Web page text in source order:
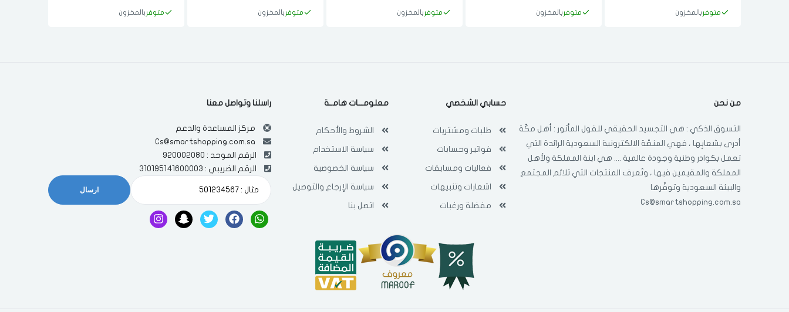
متوفر بالمخزون متوفر بالمخزون متوفر بالمخزون متوفر بالمخزون متوفر بالمخزون
من نحن
التسوق الذكي : هي التجسيد الحقيقي للقول المأثور : أهل مكّة
أدرى بشعابِها ، فهي المنصّة الالكترونية السعودية الرائدة التي
تعمل بكوادر وطنية وجودة عالمية .... هي ابنة المملكة ولأهل
المملكة والمقيمين فيها ، وتَعرف المنتجات التي تلائم المجتمع
والبيئة السعودية وتوفّرها
Cs@smartshopping.com.sa
حسابي الشخصي
طلبات ومشتريات
فواتير وحسابات
فعاليات ومسابقات
اشعارات وتنبيهات
مفضلة ورغبات
معلومـــات هامــة
الشروط والأحكام
سياسة الاستخدام
سياسة الخصوصية
سياسة الإرجاع والتوصيل
اتصل بنا
راسلنا وتواصل معنا
مركز المساعدة والدعم
Cs@smartshopping.com.sa
الرقم الموحد : 920002080
الرقم الضريبي : 310195141600003
ارسال